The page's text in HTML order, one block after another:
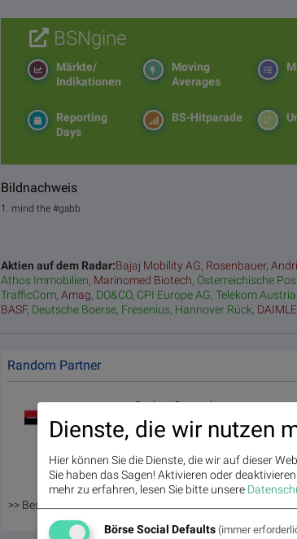
BSNgine
Moving
Averages
Märkte/
Indikationen
BS-Hitparade
Reporting
Days
Bildnachweis
1. mind the #gabb
Aktien auf dem Radar:Bajaj Mobility AG, Rosenbauer,
Athos Immobilien, Marinomed Biotech, Österreichische
TrafficCom,Amag, DO&CO, CPI Europe AG,Telekom Austria
BASF, Deutsche Boerse, Fresenius, Hannover Rück,
Random Partner
Societe Generale
Société Générale ist einer der
1989 konstant als Anbieter für
umfangreichen Auswahl an
Zinsen) überzeugt Société Générale
Hebelprodukte ein.
>> Besuchen Sie 55 weitere Partner aufboerse-
Dienste, die wir nutzen
Hier können Sie die Dienste, die wir auf dieser
Sie haben das Sagen! Aktivieren oder
mehr zu erfahren, lesen Sie bitte unsere
Börse Social Defaults (immer